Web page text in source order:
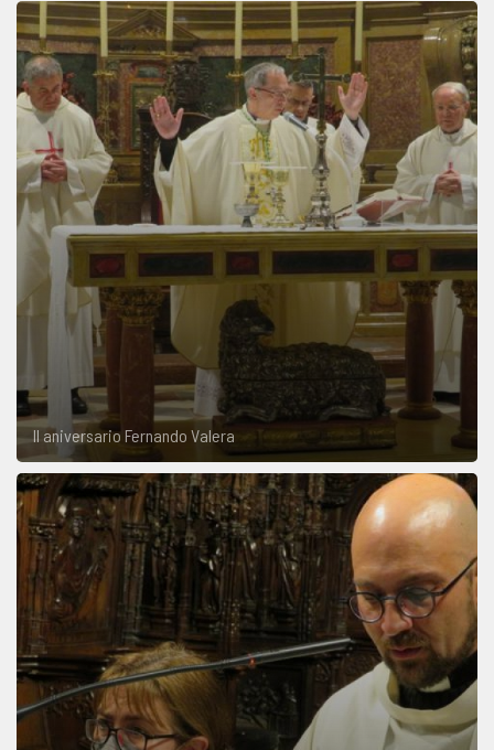
II aniversario Fernando Valera